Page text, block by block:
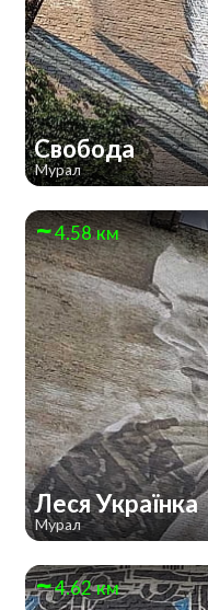
Свобода
Мурал
4.58 км
Леся Українка
Мурал
4.62 км